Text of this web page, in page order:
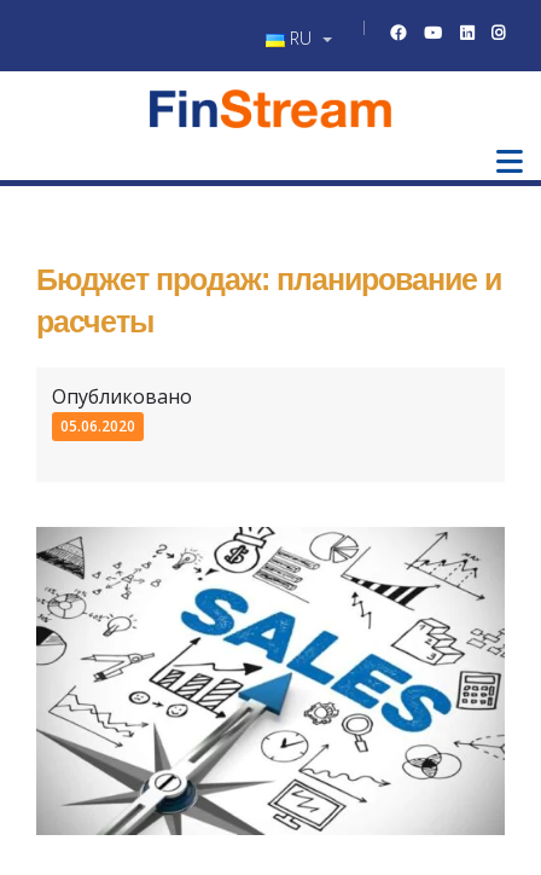
RU
Бюджет продаж: планирование и
расчеты
Опубликовано
05.06.2020